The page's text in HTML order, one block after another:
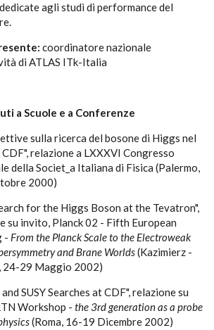
agli studi di performance del
coordinatore nazionale
di ATLAS ITk-Italia
a Scuole e a Conferenze
sulla ricerca del bosone di Higgs nel
CDF", relazione a LXXXVI Congresso
della Societ_a Italiana di Fisica (Palermo,
2000)
for the Higgs Boson at the Tevatron",
su invito, Planck 02 - Fifth European
- From the Planck Scale to the Electroweak
and Brane Worlds(Kazimierz -
24-29 Maggio 2002)
SUSY Searches at CDF", relazione su
Workshop - the 3rd generation as a probe
(Roma, 16-19 Dicembre 2002)